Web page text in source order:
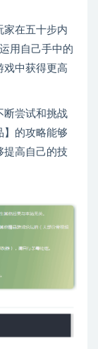
家在五十步内
用自己手中的
戏中获得更高
断尝试和挑战
】的攻略能够
提高自己的技